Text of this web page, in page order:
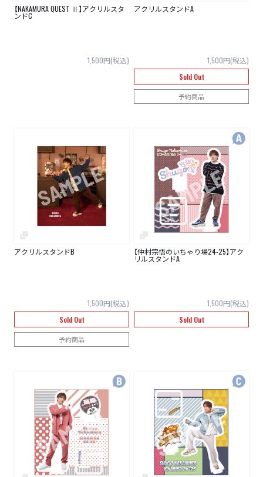
【NAKAMURA QUEST Ⅱ】アクリルスタ
ンドC
1,500円(税込)
アクリルスタンドA
1,500円(税込)
Sold Out
予約商品
アクリルスタンドB
1,500円(税込)
Sold Out
予約商品
【仲村宗悟のいちゃり場24-25】アク
リルスタンドA
1,500円(税込)
Sold Out